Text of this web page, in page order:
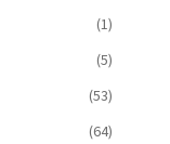
(1)
(5)
(53)
(64)